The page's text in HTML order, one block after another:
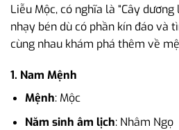
Liễu Mộc, có nghĩa là “Cây
nhạy bén dù có phần kín đáo và
cùng nhau khám phá thêm về
1. Nam Mệnh
Mệnh: Mộc
Năm sinh âm lịch: Nhâm Ngọ